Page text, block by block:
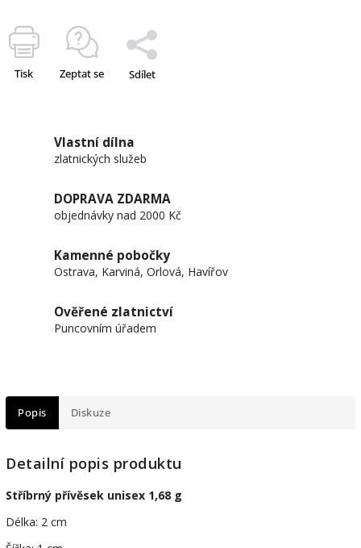
Tisk Zeptat se Sdílet
Vlastní dílna
zlatnických služeb
DOPRAVA ZDARMA
objednávky nad 2000 Kč
Kamenné pobočky
Ostrava, Karviná, Orlová, Havířov
Ověřené zlatnictví
Puncovním úřadem
Popis Diskuze
Detailní popis produktu
Stříbrný přívěsek unisex 1,68 g
Délka: 2 cm